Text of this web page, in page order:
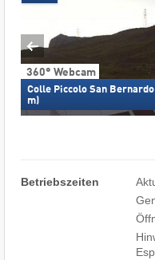
360° Webcam
Colle Piccolo San
m)
Betriebszeiten